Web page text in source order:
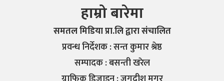
हाम्रो बारेमा
समतल मिडिया प्रा.लि द्वारा संचालित
प्रवन्ध निर्देशक : सन्त कुमार श्रेष्ठ
सम्पादक : बसन्ती खरेल